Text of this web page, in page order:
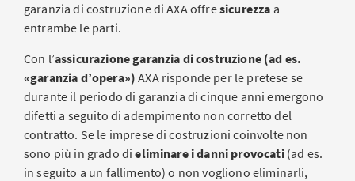
garanzia di costruzione di AXA offresicurezza a
entrambe le parti.
Con l’assicurazione garanzia di costruzione (ad es.
«garanzia d’opera») AXA risponde per le pretese se
durante il periodo di garanzia di cinque anni emergono
difetti a seguito di adempimento non corretto del
contratto. Se le imprese di costruzioni coinvolte non
sono più in grado dieliminare i danni provocati(ad es.
in seguito a un fallimento) o non vogliono eliminarli,